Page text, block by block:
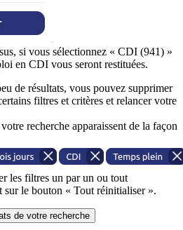
si vous sélectionnez « CDI (941) »
en CDI vous seront restituées.
de résultats, vous pouvez supprimer
filtres et critères et relancer votre
recherche apparaissent de la façon
les filtres un par un ou tout
sur le bouton « Tout réinitialiser ».
de votre recherche